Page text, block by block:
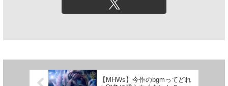
【MHWs】今作のbgmってどれ